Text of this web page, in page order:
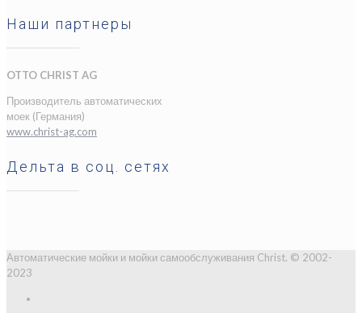
Наши партнеры
OTTO CHRIST AG
Производитель автоматических
моек (Германия)
www.christ-ag.com
Дельта в соц. сетях
Автоматические мойки и мойки самообслуживания Christ. © 2002-
2023